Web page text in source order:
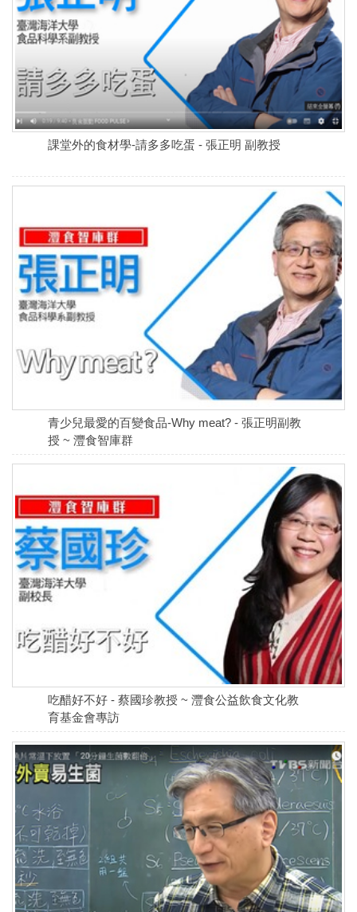
課堂外的食材學-請多多吃蛋 - 張正明 副教授
青少兒最愛的百變食品-Why meat? - 張正明副教
授 ~ 灃食智庫群
吃醋好不好 - 蔡國珍教授 ~ 灃食公益飲食文化教
育基金會專訪